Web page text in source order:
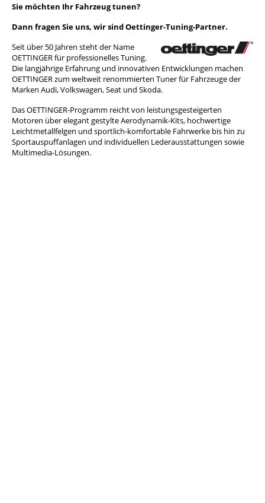
Sie möchten Ihr Fahrzeug tunen?
Dann fragen Sie uns, wir sind Oettinger-Tuning-Partner.
Seit über 50 Jahren steht der Name
OETTINGER für professionelles Tuning.
Die langjährige Erfahrung und innovativen Entwicklungen machen
OETTINGER zum weltweit renommierten Tuner für Fahrzeuge der
Marken Audi, Volkswagen, Seat und Skoda.
Das OETTINGER-Programm reicht von leistungsgesteigerten
Motoren über elegant gestylte Aerodynamik-Kits, hochwertige
Leichtmetallfelgen und sportlich-komfortable Fahrwerke bis hin zu
Sportauspuffanlagen und individuellen Lederausstattungen sowie
Multimedia-Lösungen.